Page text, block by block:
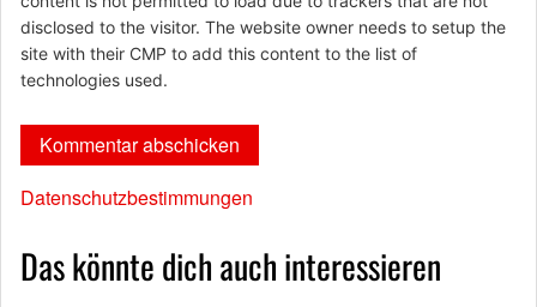
disclosed to the visitor. The website owner needs to setup the
site with their CMP to add this content to the list of
technologies used.
Datenschutzbestimmungen
Das könnte dich auch interessieren